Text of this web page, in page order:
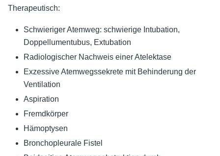
Therapeutisch:
Schwieriger Atemweg: schwierige Intubation,
Doppellumentubus, Extubation
Radiologischer Nachweis einer Atelektase
Exzessive Atemwegssekrete mit Behinderung der
Ventilation
Aspiration
Fremdkörper
Hämoptysen
Bronchopleurale Fistel